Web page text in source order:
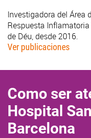
Investigadora del Área
Respuesta
de Déu, desde 2016.
Ver publicaciones
Como ser
Hospital
Barcelona